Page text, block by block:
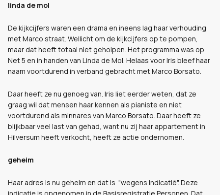
linda de mol
De kijkcijfers waren een drama en ineens lag haar verhouding
met Marco straat. Wellicht om de kijkcijfers op te pompen,
maar dat heeft totaal niet geholpen. Het programma was op
Net 5 en in handen van Linda de Mol. Helaas voor Iris bleef haar
naam voortdurend in verband gebracht met Marco Borsato.
Daar heeft ze nu genoeg van. Iris liet eerder weten, dat ze
graag wil dat mensen haar kennen als pianiste en niet
voortdurend als minnares van Marco Borsato. Daar heeft ze
blijkbaar veel last van gehad, want nu zij haar appartement in
Hilversum heeft verkocht, heeft ze actie ondernomen.
geheim
Haar adres is nu geheim en dat is "wegens indicatië". Deze